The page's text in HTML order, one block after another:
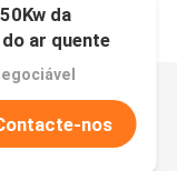
da
ar quente
nos